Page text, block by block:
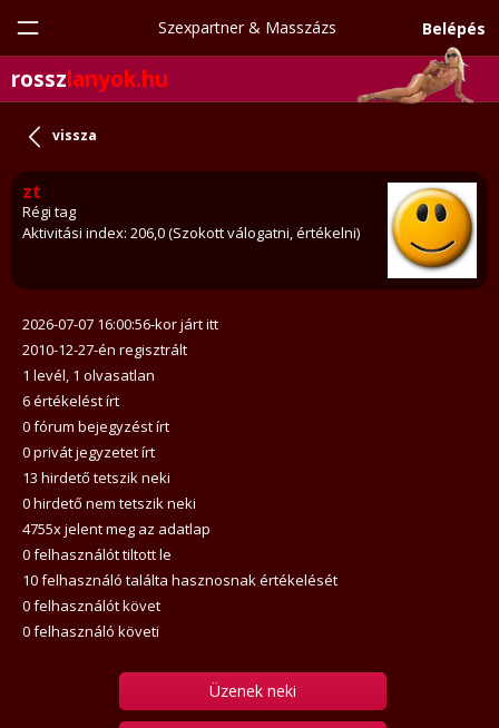
Szexpartner & Masszázs Belépés
rosszlanyok.hu
vissza
zt
Régi tag
Aktivitási index: 206,0 (Szokott válogatni, értékelni)
2026-07-07 16:00:56-kor járt itt
2010-12-27-én regisztrált
1 levél, 1 olvasatlan
6 értékelést írt
0 fórum bejegyzést írt
0 privát jegyzetet írt
13 hirdető tetszik neki
0 hirdető nem tetszik neki
4755x jelent meg az adatlap
0 felhasználót tiltott le
10 felhasználó találta hasznosnak értékelését
0 felhasználót követ
0 felhasználó követi
Üzenek neki